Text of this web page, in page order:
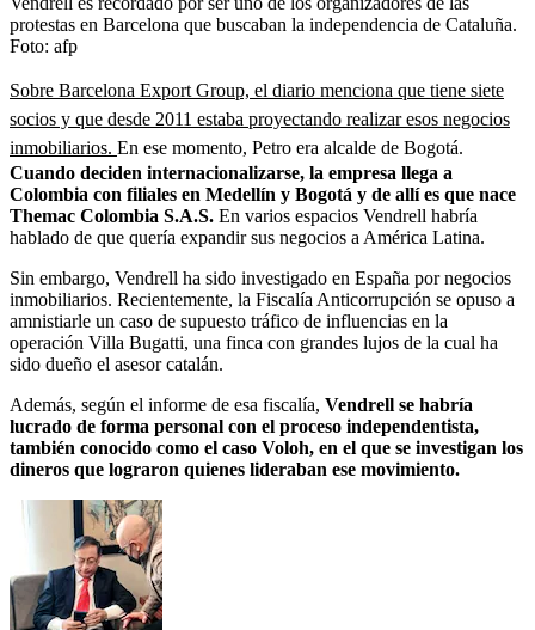
protestas en Barcelona que buscaban la independencia de Cataluña.
Foto: afp
Sobre Barcelona Export Group, el diario menciona que tiene siete
socios y que desde 2011 estaba proyectando realizar esos negocios
inmobiliarios. En ese momento, Petro era alcalde de Bogotá.
Cuando deciden internacionalizarse, la empresa llega a
Colombia con filiales en Medellín y Bogotá y de allí es que nace
Themac Colombia S.A.S. En varios espacios Vendrell habría
hablado de que quería expandir sus negocios a América Latina.
Sin embargo, Vendrell ha sido investigado en España por negocios
inmobiliarios. Recientemente, la Fiscalía Anticorrupción se opuso a
amnistiarle un caso de supuesto tráfico de influencias en la
operación Villa Bugatti, una finca con grandes lujos de la cual ha
sido dueño el asesor catalán.
Además, según el informe de esa fiscalía, Vendrell se habría
lucrado de forma personal con el proceso independentista,
también conocido como el caso Voloh, en el que se investigan los
dineros que lograron quienes lideraban ese movimiento.